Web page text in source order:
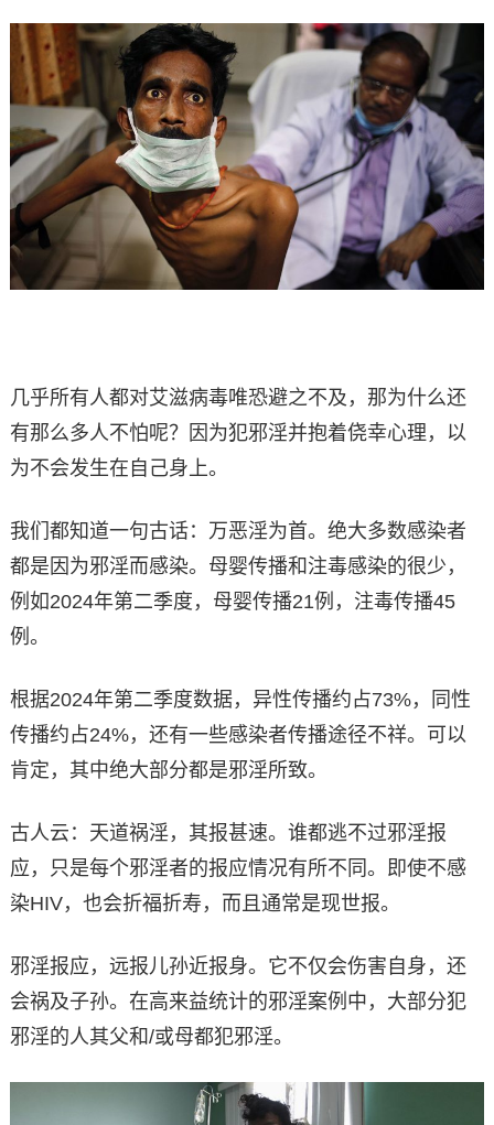
几乎所有人都对艾滋病毒唯恐避之不及，那为什么还
有那么多人不怕呢？因为犯邪淫并抱着侥幸心理，以
为不会发生在自己身上。
我们都知道一句古话：万恶淫为首。绝大多数感染者
都是因为邪淫而感染。母婴传播和注毒感染的很少，
例如2024年第二季度，母婴传播21例，注毒传播45
例。
根据2024年第二季度数据，异性传播约占73%，同性
传播约占24%，还有一些感染者传播途径不祥。可以
肯定，其中绝大部分都是邪淫所致。
古人云：天道祸淫，其报甚速。谁都逃不过邪淫报
应，只是每个邪淫者的报应情况有所不同。即使不感
染HIV，也会折福折寿，而且通常是现世报。
邪淫报应，远报儿孙近报身。它不仅会伤害自身，还
会祸及子孙。在高来益统计的邪淫案例中，大部分犯
邪淫的人其父和/或母都犯邪淫。